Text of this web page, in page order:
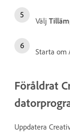
Välj
Starta om
Föråldrat
Uppdatera